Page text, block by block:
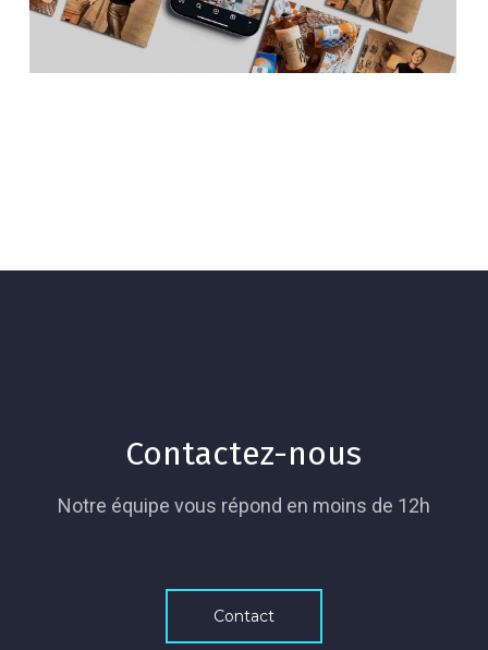
Contactez-nous
Notre équipe vous répond en moins de 12h
Contact